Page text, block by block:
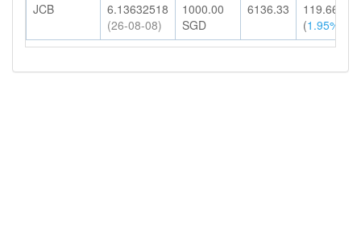
JCB
6.13632518
(26-08-08)
1000.00
SGD
6136.33
119.66
(1.95%